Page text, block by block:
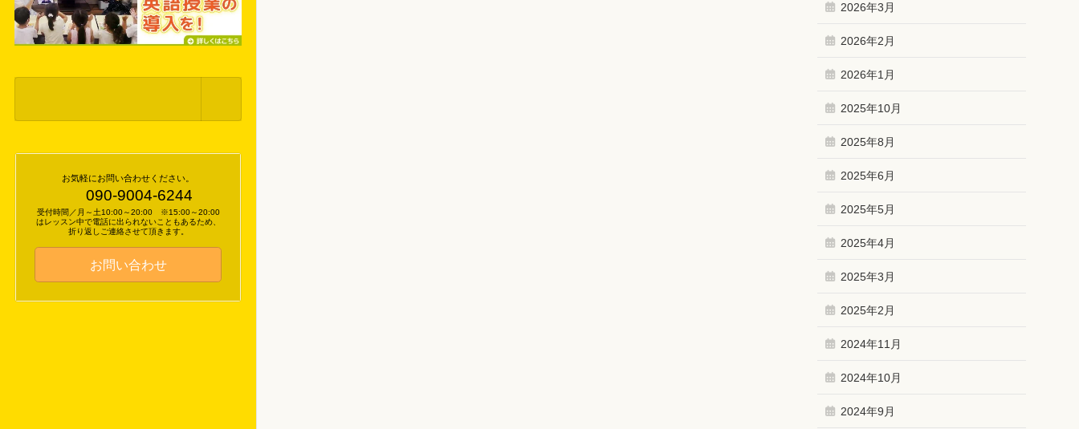
お気軽にお問い合わせください。
090-9004-6244
受付時間／月～土10:00～20:00 ※15:00～20:00
はレッスン中で電話に出られないこともあるため、
折り返しご連絡させて頂きます。
お問い合わせ
2026年3月
2026年2月
2026年1月
2025年10月
2025年8月
2025年6月
2025年5月
2025年4月
2025年3月
2025年2月
2024年11月
2024年10月
2024年9月